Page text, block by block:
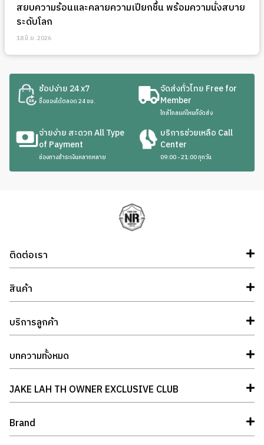
สยบความร้อนและคลายความเปียกชื้น พร้อมความนั่งสบาย
ระดับโลก
18 มิ.ย. 2026
ช้อปง่าย 24 x7
ซื้อของได้ตลอด 24 ชม.
จัดส่งทั่วไทย Free for
Member
ใกล้ไกลแค่ไหนก็จัดส่ง
จ่ายง่าย สะดวก All Type
of Payment
ช่องทางชำระเงินหลากหลาย
บริการช่วยเหลือ Call
Center
09:00 - 21:00 ทุกวัน
ติดต่อเรา
สินค้า
บริการลูกค้า
บทความทั้งหมด
JAKE LAH TH OWNER EXCLUSIVE CLUB
Brand